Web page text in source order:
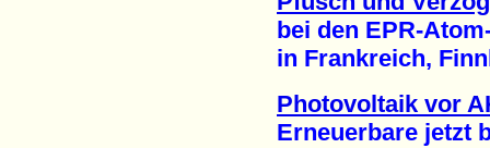
bei den EPR-
in Frankreich,
Photovoltaik vor
Erneuerbare jetzt